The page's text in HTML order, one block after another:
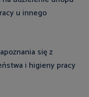
u innego
się z
i higieny pracy